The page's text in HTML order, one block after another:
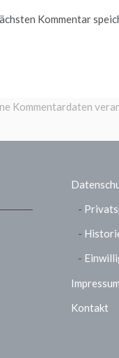
Kommentar
Kommentardaten
Impressum
Kontakt